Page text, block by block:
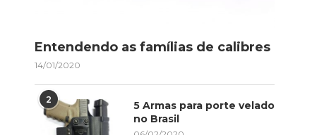
Entendendo as famílias de calibres
14/01/2020
2
5 Armas para porte velado
no Brasil